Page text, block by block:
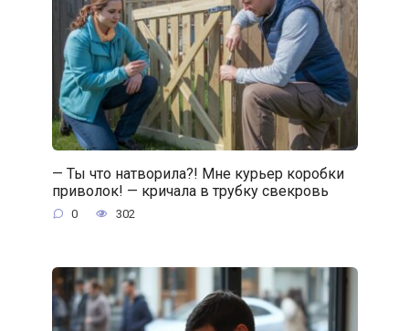
— Ты что натворила?! Мне курьер коробки
приволок! — кричала в трубку свекровь
0 302